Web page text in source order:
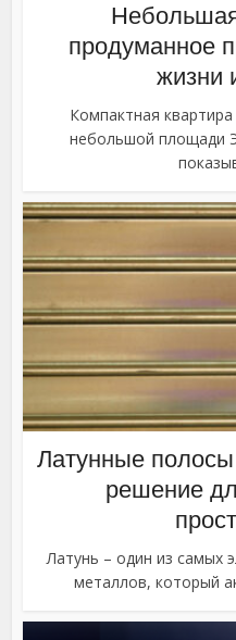
продуманное
жизни
Компактная
небольшой площади
Латунные
решение
Латунь – один из самых
металлов, который